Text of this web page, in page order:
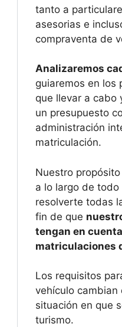
tanto a
asesorias e
compraventa de
Analizaremos
guiaremos en los
que llevar a cabo
un presupuesto
administración
matriculación.
Nuestro
a lo largo de todo
resolverte todas
fin de que
tengan en
matriculaciones
Los requisitos
vehículo cambian
situación en que
turismo.